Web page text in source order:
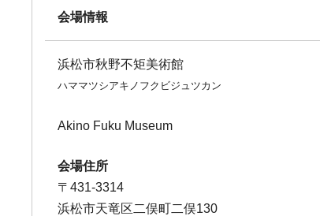
会場情報
浜松市秋野不矩美術館
ハママツシアキノフクビジュツカン
Akino Fuku Museum
会場住所
〒431-3314
浜松市天竜区二俣町二俣130